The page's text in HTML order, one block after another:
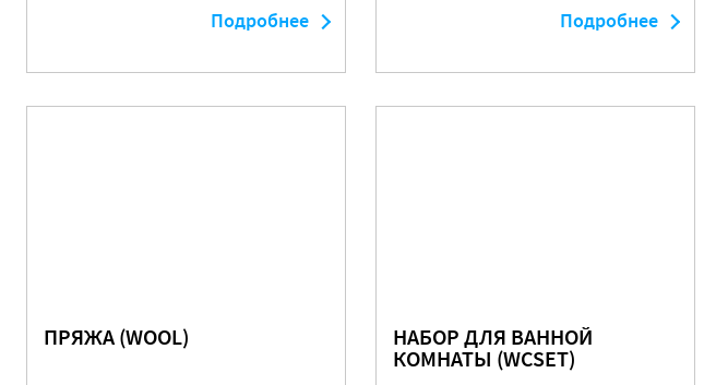
Подробнее Подробнее
ПРЯЖА (WOOL) НАБОР ДЛЯ ВАННОЙ
КОМНАТЫ (WCSET)